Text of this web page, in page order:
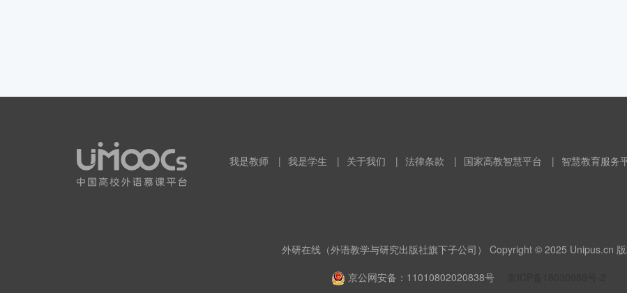
我是教师 | 我是学生 | 关于我们 | 法律条款 | 国家高教智慧平台 | 智慧教育服务
外研在线（外语教学与研究出版社旗下子公司） Copyright © 2025 Unipus.cn
京公网安备：11010802020838号